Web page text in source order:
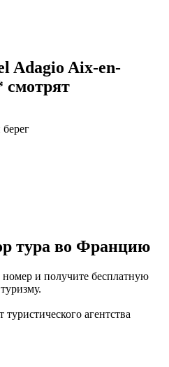
Adagio Aix-en-
смотрят
тура во Францию
и получите бесплатную
туристического агентства